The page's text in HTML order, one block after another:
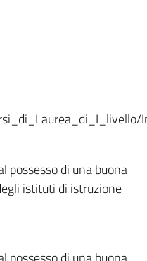
possesso di una buona
istituti di istruzione